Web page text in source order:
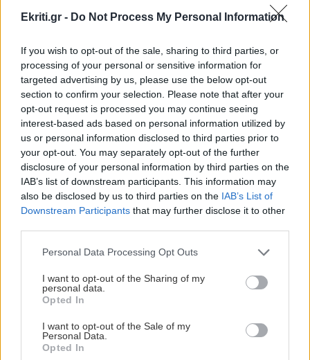
Ekriti.gr - Do Not Process My Personal Information
If you wish to opt-out of the sale, sharing to third parties, or
processing of your personal or sensitive information for
targeted advertising by us, please use the below opt-out
section to confirm your selection. Please note that after your
opt-out request is processed you may continue seeing
interest-based ads based on personal information utilized by
us or personal information disclosed to third parties prior to
your opt-out. You may separately opt-out of the further
disclosure of your personal information by third parties on the
IAB’s list of downstream participants. This information may
also be disclosed by us to third parties on the IAB’s List of
Downstream Participants that may further disclose it to other
Personal Data Processing Opt Outs
I want to opt-out of the Sharing of my
personal data.
Opted In
I want to opt-out of the Sale of my
Personal Data.
Opted In
08:32
ΚΟΙΝΩΝΙΑ
οδηγούσε, έχασε τον έλεγχο και έριξε το
όχημα πάνω σε άλλα ΙΧ
08:21
ΚΟΣΜΟΣ
Ταϊλάνδη: Μαθητής άνοιξε πυρ σε σχολείο
-Τουλάχιστον δύο νεκροί και 15 τραυματίες
(βίντεο)
08:11
ΕΛΛΑΔΑ
Φωτιά στην Βοιωτία: Προφυλακίστηκαν ο
δήμαρχος Στυλίδας και δύο ακόμα
ΓΥΝΑΙΚΑ
Τα ζώδια της Παρασκευής
Όλες οι ειδήσεις
ΠΕΡΙΣΣΟΤΕΡΑ